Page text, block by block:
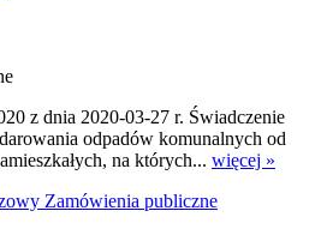
z dnia 2020-03-27 r. Świadczenie
odpadów komunalnych od
na których... więcej »
Zamówienia publiczne